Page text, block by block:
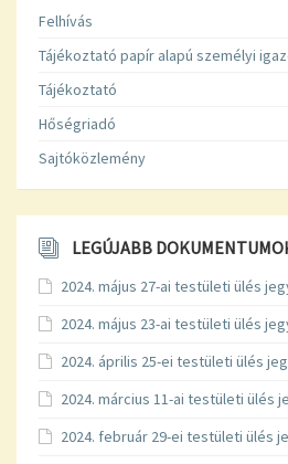
Felhívás
Tájékoztató papír alapú személyi
Tájékoztató
Hőségriadó
Sajtóközlemény
LEGÚJABB
2024. május 27-ai testületi ülés
2024. május 23-ai testületi ülés
2024. április 25-ei testületi ülés
2024. március 11-ai testületi ülés
2024. február 29-ei testületi ülés